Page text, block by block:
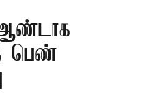
ஆண்டாக
பெண்